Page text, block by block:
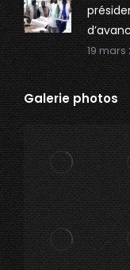
19 mars
Galerie photos